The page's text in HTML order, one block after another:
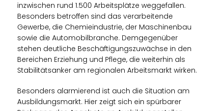
inzwischen rund 1.500 Arbeitsplätze weggefallen.
Besonders betroffen sind das verarbeitende
Gewerbe, die Chemieindustrie, der Maschinenbau
sowie die Automobilbranche. Demgegenüber
stehen deutliche Beschäftigungszuwächse in den
Bereichen Erziehung und Pflege, die weiterhin als
Stabilitätsanker am regionalen Arbeitsmarkt wirken.
Besonders alarmierend ist auch die Situation am
Ausbildungsmarkt. Hier zeigt sich ein spürbarer